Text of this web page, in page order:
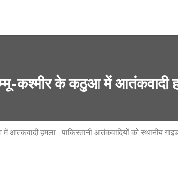
कश्मीर के कठुआ में आतंकवादी
हमला - पाकिस्तानी आतंकवादियों को स्थानीय